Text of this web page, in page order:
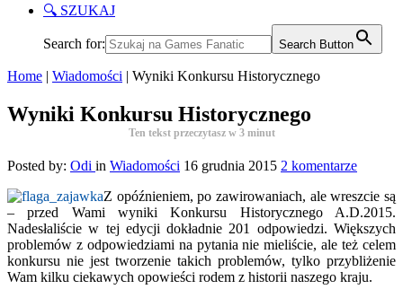
🔍 SZUKAJ
Search for: Search Button
Home | Wiadomości | Wyniki Konkursu Historycznego
Wyniki Konkursu Historycznego
Ten tekst przeczytasz w 3 minut
Posted by: Odi in Wiadomości 16 grudnia 2015 2 komentarze
Z opóźnieniem, po zawirowaniach, ale wreszcie są
– przed Wami wyniki Konkursu Historycznego A.D.2015.
Nadesłaliście w tej edycji dokładnie 201 odpowiedzi. Większych
problemów z odpowiedziami na pytania nie mieliście, ale też celem
konkursu nie jest tworzenie takich problemów, tylko przybliżenie
Wam kilku ciekawych opowieści rodem z historii naszego kraju.